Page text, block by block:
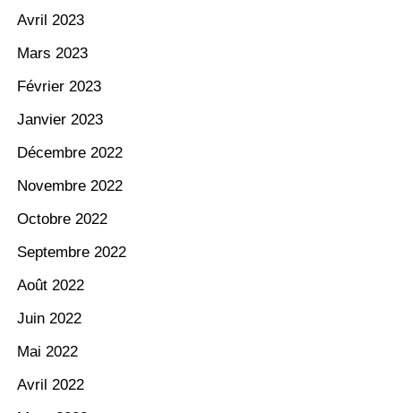
Avril 2023
Mars 2023
Février 2023
Janvier 2023
Décembre 2022
Novembre 2022
Octobre 2022
Septembre 2022
Août 2022
Juin 2022
Mai 2022
Avril 2022